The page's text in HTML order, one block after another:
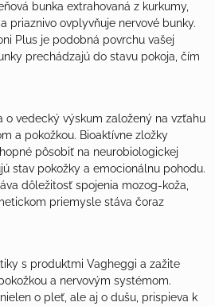
bunka extrahovaná z kurkumy,
priaznivo ovplyvňuje nervové bunky.
Plus je podobná povrchu vašej
prechádzajú do stavu pokoja, čím
o vedecký výskum založený na vzťahu
a pokožkou. Bioaktívne zložky
pôsobiť na neurobiologickej
stav pokožky a emocionálnu pohodu.
dôležitosť spojenia mozog-koža,
priemysle stáva čoraz
s produktmi Vagheggi a zažite
a nervovým systémom.
o pleť, ale aj o dušu, prispieva k